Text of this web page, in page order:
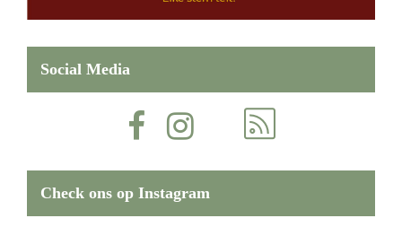
Social Media
Check ons op Instagram